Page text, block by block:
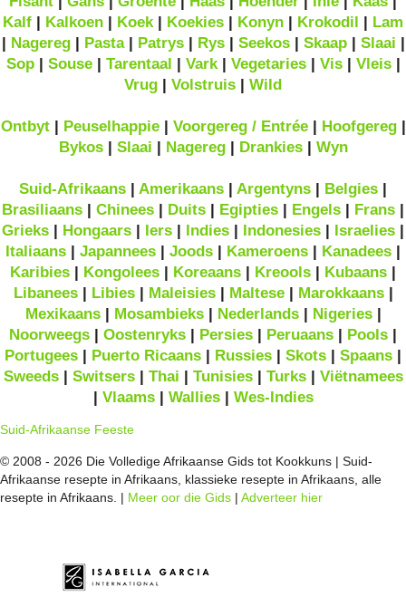
Kalf | Kalkoen | Koek | Koekies | Konyn | Krokodil | Lam
| Nagereg| Pasta| Patrys| Rys| Seekos| Skaap| Slaai |
Sop| Souse| Tarentaal | Vark| Vegetaries| Vis| Vleis|
Vrug | Volstruis | Wild
Ontbyt| Peuselhappie| Voorgereg / Entrée| Hoofgereg|
Bykos| Slaai | Nagereg| Drankies| Wyn
Suid-Afrikaans | Amerikaans | Argentyns | Belgies |
Brasiliaans | Chinees | Duits | Egipties | Engels | Frans |
Grieks | Hongaars | Iers | Indies | Indonesies | Israelies |
Italiaans | Japannees | Joods | Kameroens | Kanadees |
Karibies | Kongolees | Koreaans | Kreools | Kubaans |
Libanees| Libies| Maleisies| Maltese| Marokkaans|
Mexikaans| Mosambieks| Nederlands| Nigeries|
Noorweegs | Oostenryks | Persies | Peruaans | Pools |
Portugees | Puerto Ricaans | Russies | Skots | Spaans |
Sweeds| Switsers| Thai | Tunisies| Turks| Viëtnamees
| Vlaams| Wallies| Wes-Indies
Suid-Afrikaanse Feeste
© 2008 - 2026 Die Volledige Afrikaanse Gids tot Kookkuns | Suid-
Afrikaanse resepte in Afrikaans, klassieke resepte in Afrikaans, alle
resepte in Afrikaans. | Meer oor die Gids | Adverteer hier